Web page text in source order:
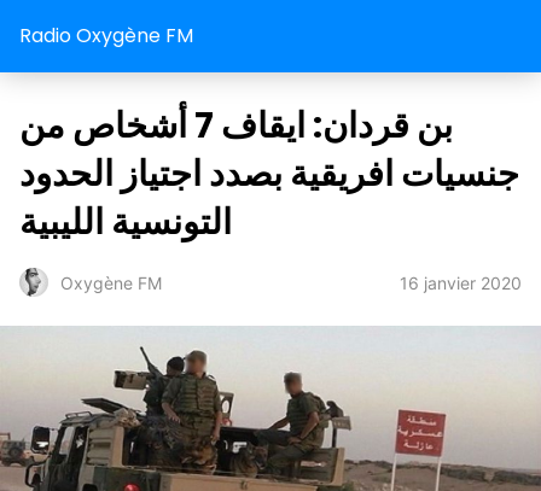
Radio Oxygène FM
بن قردان: ايقاف 7 أشخاص من
جنسيات افريقية بصدد اجتياز الحدود
التونسية الليبية
Oxygène FM 16 janvier 2020